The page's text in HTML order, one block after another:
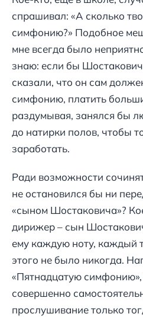
спрашивал: «А сколько
симфонию?» Подобное
мне всегда было
знаю: если бы
сказали, что он сам
симфонию, платить
раздумывая, занялся бы
до натирки полов, чтобы
заработать.
Ради возможности
не остановился бы ни
«сыном Шостаковича»?
дирижер – сын
ему каждую ноту, каждый
этого не было никогда.
«Пятнадцатую симфонию»,
совершенно
прослушивание только